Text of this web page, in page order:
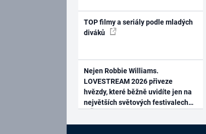
TOP filmy a seriály podle mladých
diváků
Nejen Robbie Williams.
LOVESTREAM 2026 přiveze
hvězdy, které běžně uvidíte jen na
největších světových festivalech